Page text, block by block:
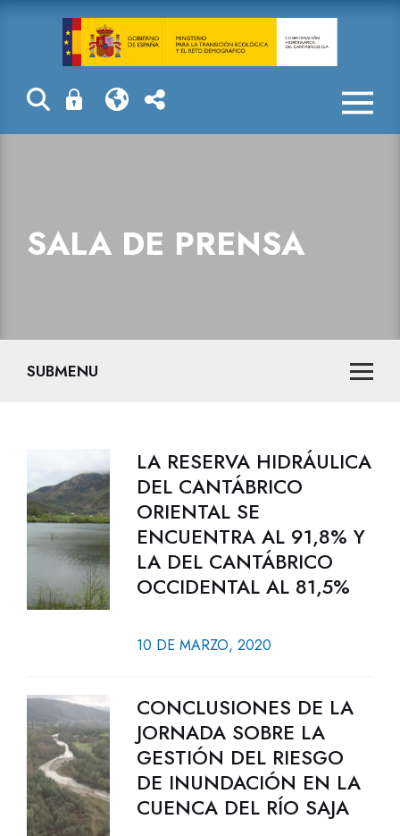
Sala de prensa
SALA DE PRENSA
SUBMENU
LA RESERVA HIDRÁULICA
DEL CANTÁBRICO
ORIENTAL SE
ENCUENTRA AL 91,8% Y
LA DEL CANTÁBRICO
OCCIDENTAL AL 81,5%
10 DE MARZO, 2020
CONCLUSIONES DE LA
JORNADA SOBRE LA
GESTIÓN DEL RIESGO
DE INUNDACIÓN EN LA
CUENCA DEL RÍO SAJA